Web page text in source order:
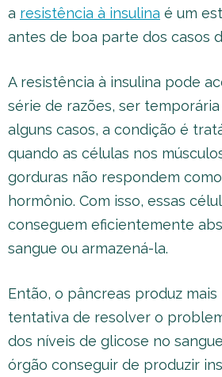
a resistência à insulina é um
antes de boa parte dos casos
A resistência à insulina pode
série de razões, ser
alguns casos, a condição é
quando as células nos
gorduras não respondem
hormônio. Com isso, essas
conseguem eficientemente
sangue ou armazená-la.
Então, o pâncreas produz mais
tentativa de resolver o
dos níveis de glicose no
órgão conseguir de produzir